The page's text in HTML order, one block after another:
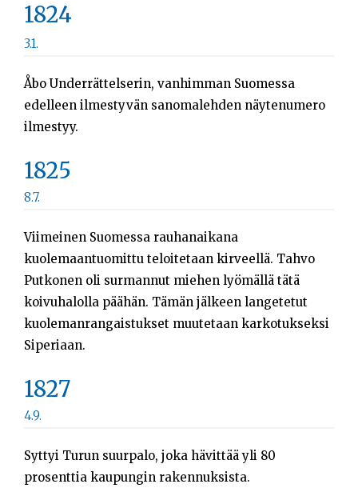
1824
3.1.
Åbo Underrättelserin, vanhimman Suomessa
edelleen ilmestyvän sanomalehden näytenumero
ilmestyy.
1825
8.7.
Viimeinen Suomessa rauhanaikana
kuolemaantuomittu teloitetaan kirveellä. Tahvo
Putkonen oli surmannut miehen lyömällä tätä
koivuhalolla päähän. Tämän jälkeen langetetut
kuolemanrangaistukset muutetaan karkotukseksi
Siperiaan.
1827
4.9.
Syttyi Turun suurpalo, joka hävittää yli 80
prosenttia kaupungin rakennuksista.